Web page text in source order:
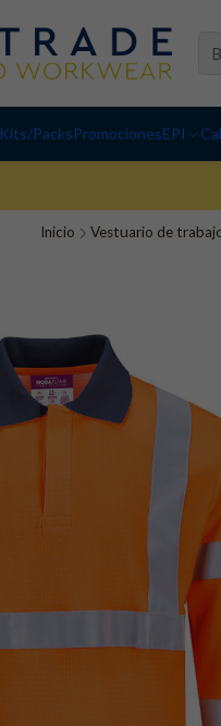
Kits/PacksPromocionesEPI
Inicio Vestuario de